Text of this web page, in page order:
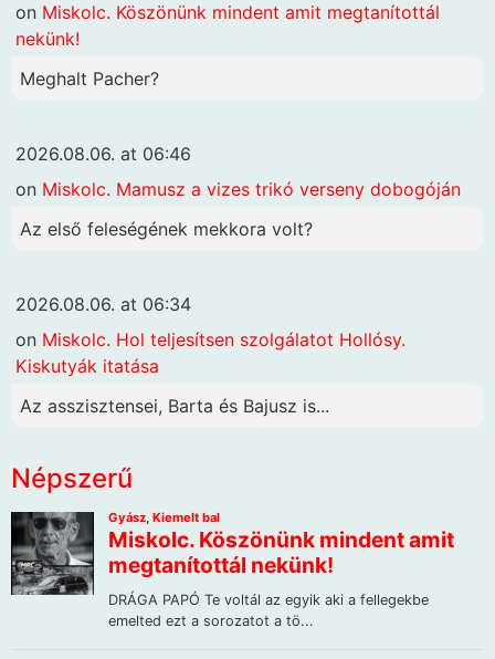
on Miskolc. Köszönünk mindent amit megtanítottál
nekünk!
Meghalt Pacher?
2026.08.06. at 06:46
on Miskolc. Mamusz a vizes trikó verseny dobogóján
Az első feleségének mekkora volt?
2026.08.06. at 06:34
on Miskolc. Hol teljesítsen szolgálatot Hollósy.
Kiskutyák itatása
Az asszisztensei, Barta és Bajusz is...
Népszerű